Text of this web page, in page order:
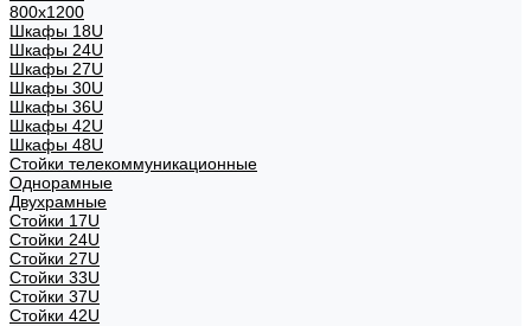
800х1200
Шкафы 18U
Шкафы 24U
Шкафы 27U
Шкафы 30U
Шкафы 36U
Шкафы 42U
Шкафы 48U
Стойки телекоммуникационные
Однорамные
Двухрамные
Стойки 17U
Стойки 24U
Стойки 27U
Стойки 33U
Стойки 37U
Стойки 42U